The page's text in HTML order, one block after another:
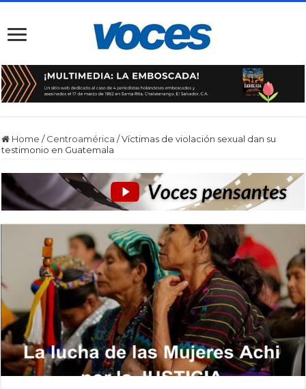
Home / Centroamérica /Víctimas de violación sexual dan su
testimonio en Guatemala